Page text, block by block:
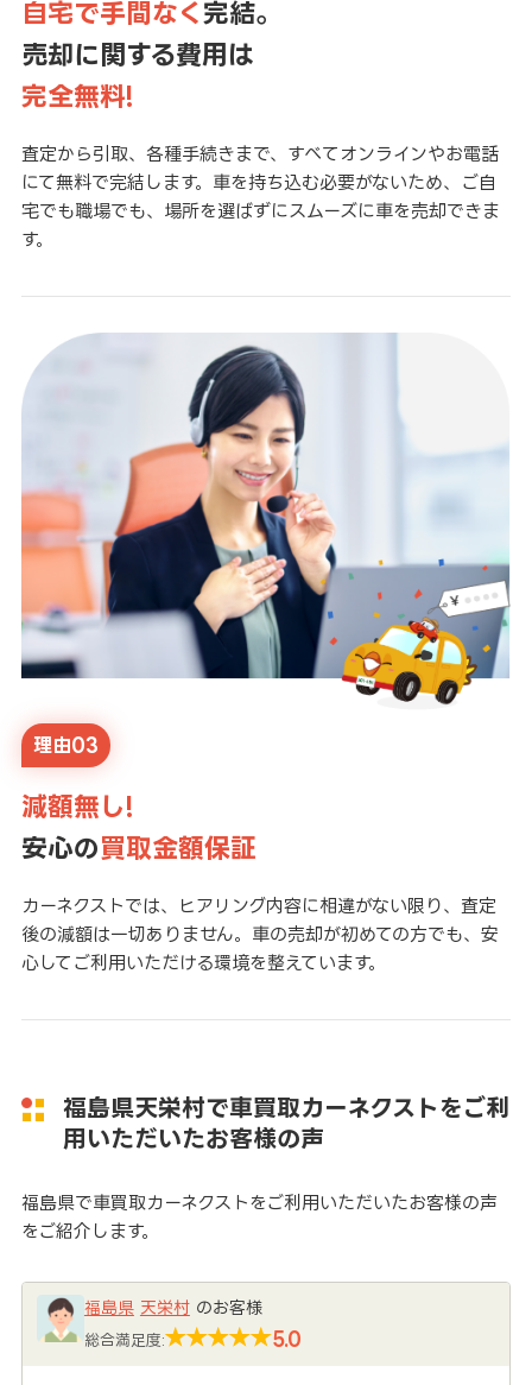
自宅で手間なく 完結。
売却に関する費用は
完全無料!
査定から引取、各種手続きまで、すべてオンラインやお電話
にて無料で完結します。車を持ち込む必要がないため、ご自
宅でも職場でも、場所を選ばずにスムーズに車を売却できま
す。
理由03
減額無し!
安心の買取金額保証
カーネクストでは、ヒアリング内容に相違がない限り、査定
後の減額は一切ありません。車の売却が初めての方でも、安
心してご利用いただける環境を整えています。
福島県天栄村で車買取カーネクストをご利
用いただいたお客様の声
福島県で車買取カーネクストをご利用いただいたお客様の声
をご紹介します。
福島県 天栄村のお客様
総合満足度: 5.0